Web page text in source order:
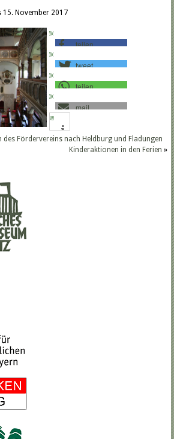
15. November 2017
teilen
tweet
teilen
mail
des Fördervereins nach Heldburg und Fladungen
Kinderaktionen in den Ferien »